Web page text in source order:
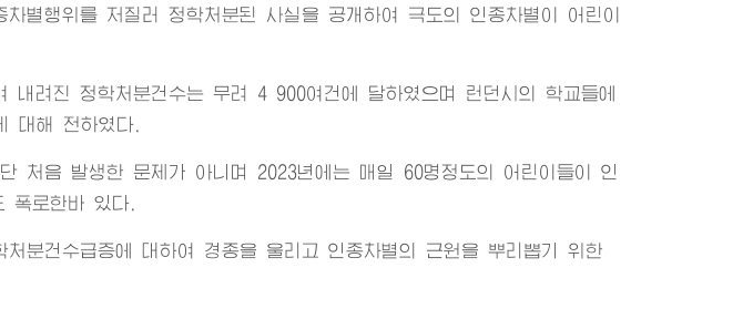
별행위를 저질러 정학처분된 사실을 공개하여 극도의 인종차별이 어린이
려진 정학처분건수는 무려 4 900여건에 달하였으며 런던시의 학교들에
대해 전하였다.
처음 발생한 문제가 아니며 2023년에는 매일 60명정도의 어린이들이 인
폭로한바 있다.
분건수급증에 대하여 경종을 울리고 인종차별의 근원을 뿌리뽑기 위한